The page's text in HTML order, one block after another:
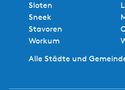
Sloten
Sneek
Stavoren
Workum
Alle Städte und